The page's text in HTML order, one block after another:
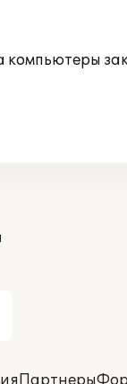
компьютеры
Партнеры